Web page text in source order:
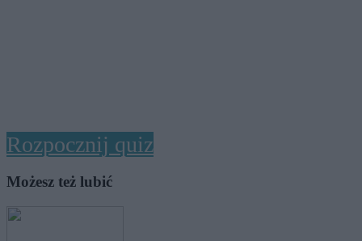
Rozpocznij quiz
Możesz też lubić